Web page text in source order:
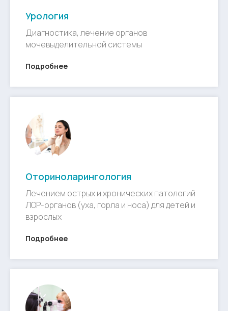
Урология
Диагностика, лечение органов
мочевыделительной системы
Подробнее
Оториноларингология
Лечением острых и хронических патологий
ЛОР-органов (уха, горла и носа) для детей и
взрослых
Подробнее